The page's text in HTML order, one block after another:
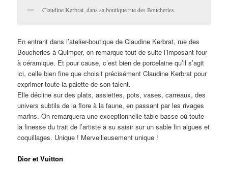
Claudine Kerbrat, dans sa boutique rue des Boucheries.
En entrant dans l’atelier-boutique de Claudine Kerbrat, rue des
Boucheries à Quimper, on remarque tout de suite l’imposant four
à céramique. Et pour cause, c’est bien de porcelaine qu’il s’agit
ici, celle bien fine que choisit précisément Claudine Kerbrat pour
exprimer toute la palette de son talent.
Elle décline sur des plats, assiettes, pots, vases, carreaux, des
univers subtils de la flore à la faune, en passant par les rivages
marins. On remarquera une exceptionnelle table basse où toute
la finesse du trait de l’artiste a su saisir sur un sable fin algues et
coquillages. Unique ! Merveilleusement unique !
Dior et Vuitton